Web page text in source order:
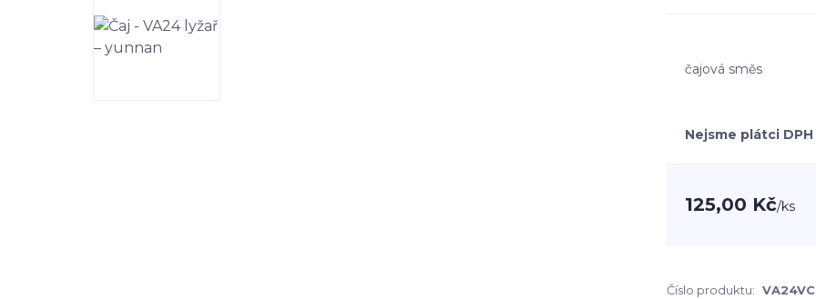
čajová směs
Nejsme plátci DPH
125,00 Kč/ks
Číslo produktu: